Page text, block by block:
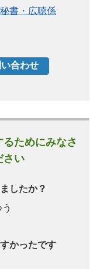
書・広聴係
ためにみなさ
さい
したか？
かったです